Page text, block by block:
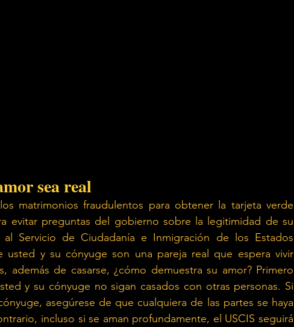
sea real
matrimonios fraudulentos para obtener la tarjeta verde
evitar preguntas del gobierno sobre la legitimidad de su
Servicio de Ciudadanía e Inmigración de los Estados
usted y su cónyuge son una pareja real que espera vivir
además de casarse, ¿cómo demuestra su amor? Primero
y su cónyuge no sigan casados con otras personas. Si
asegúrese de que cualquiera de las partes se haya
incluso si se aman profundamente, el USCIS seguirá